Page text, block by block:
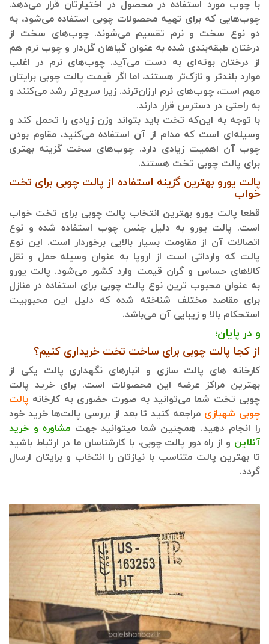
با چوب مورد استفاده در محصول در اختیارتان قرار می‌دهد.
چوب‌هایی که برای تهیه محصولات چوبی استفاده می‌شود، به
دو نوع سخت و نرم تقسیم می‌شوند. چوب‌های سخت از
درختان طبقه‌بندی شده به عنوان گیاهان گل‌دار و چوب نرم هم
از درختان بوته‌ای به دست می‌آید. چوب‌های نرم در اغلب
موارد بلندتر و نازک‌تر هستند، اما اگر قیمت پالت چوبی برایتان
مهم است، چوب‌های نرم ارزان‌ترند. زیرا سریع‌تر رشد می‌کنند و
به راحتی در دسترس قرار دارند.
با توجه به این‌که تخت باید بتواند وزن زیادی را تحمل کند و
وسیله‌ای است که مدام از آن استفاده می‌کنید، مقاوم بودن
چوب آن اهمیت زیادی دارد. چوب‌های سخت گزینه بهتری
برای پالت چوبی تخت هستند.
پالت یورو بهترین گزینه استفاده از پالت چوبی برای تخت
خواب
قطعا پالت یورو بهترین انتخاب پالت چوبی برای تخت خواب
است. پالت یورو به دلیل جنس چوب استفاده شده و نوع
اتصالات آن از مقاومت بسیار بالایی برخوردار است. این نوع
پالت که وارداتی است از اروپا به عنوان وسیله حمل و نقل
کالاهای حساس و گران قیمت وارد کشور می‌شود. پالت یورو
به عنوان محبوب ترین نوع پالت چوبی برای استفاده در منازل
برای مقاصد مختلف شناخته شده که دلیل این محبوبیت
استحکام بالا و زیبایی آن می‌باشد.
و در پایان؛
از کجا پالت چوبی برای ساخت تخت خریداری کنیم؟
کارخانه های پالت سازی و انبارهای نگهداری پالت یکی از
بهترین مراکز عرضه این محصولات است. برای خرید پالت
چوبی تخت شما می‌توانید به صورت حضوری به کارخانه پالت
چوبی شهبازی مراجعه کنید تا بعد از بررسی پالت‌ها خرید خود
را انجام دهید. همچنین شما میتوانید جهت مشاوره و خرید
آنلاین و از راه دور پالت چوبی، با کارشناسان ما در ارتباط باشید
تا بهترین پالت متناسب با نیازتان را انتخاب و برایتان ارسال
گردد.